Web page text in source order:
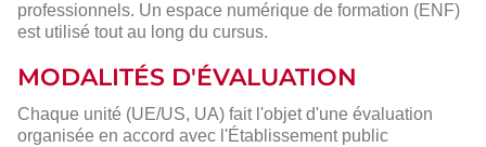
professionnels. Un espace numérique de formation (ENF)
est utilisé tout au long du cursus.
MODALITÉS D'ÉVALUATION
Chaque unité (UE/US, UA) fait l'objet d'une évaluation
organisée en accord avec l'Établissement public